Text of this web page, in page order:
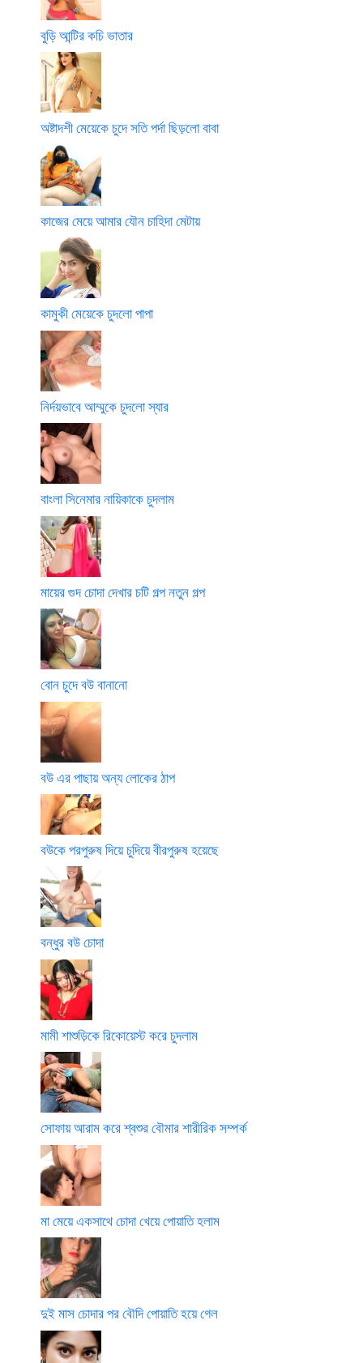
বুড়ি আন্টির কচি ভাতার
অষ্টাদশী মেয়েকে চুদে সতি পর্দা ছিড়লো বাবা
কাজের মেয়ে আমার যৌন চাহিদা মেটায়
কামুকী মেয়েকে চুদলো পাপা
নির্দয়ভাবে আম্মুকে চুদলো স্যার
বাংলা সিনেমার নায়িকাকে চুদলাম
মায়ের গুদ চোদা দেখার চটি গল্প নতুন গল্প
বোন চুদে বউ বানানো
বউ এর পাছায় অন্য লোকের ঠাপ
বউকে পরপুরুষ দিয়ে চুদিয়ে বীরপুরুষ হয়েছে
বন্ধুর বউ চোদা
মামী শাশুড়িকে রিকোয়েস্ট করে চুদলাম
সোফায় আরাম করে শ্বশুর বৌমার শারীরিক সম্পর্ক
মা মেয়ে একসাথে চোদা খেয়ে পোয়াতি হলাম
দুই মাস চোদার পর বৌদি পোয়াতি হয়ে গেল